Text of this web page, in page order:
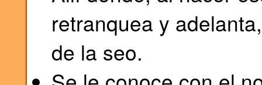
retranquea y
de la seo.